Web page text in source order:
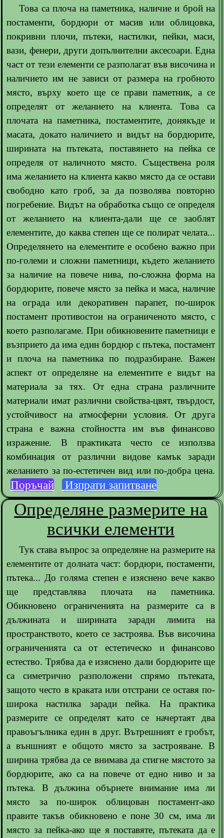
Това са плоча на паметника, наличие и брой на
постаменти, бордюри от масив или облицовка,
покривни плочи, пътеки, настилки, пейки, маси,
вази, фенери, други допълнителни аксесоари. Една
част от тези елементи се разполагат във височина и
наличието им не зависи от размера на гробното
място, върху което ще се прави паметник, а се
определят от желанието на клиента. Това са
плочата на паметника, постаментите, донякъде и
масата, докато наличието и видът на бордюрите,
ширината на пътеката, поставянето на пейка се
определя от наличното място. Съществена роля
има желанието на клиента какво място да се остави
свободно като гроб, за да позволява повторно
погребение. Видът на обработка също се определя
от желанието на клиента-дали ще се заоблят
елементите, до каква степен ще се полират челата...
Определянето на елементите е особено важно при
по-големи и сложни паметници, където желанието
за наличие на повече нива, по-сложна форма на
бордюрите, повече място за пейка и маса, наличие
на ограда или декоративен парапет, по-широк
постамент противостои на ограниченото място, с
което разполагаме. При обикновените паметници е
възприето да има един бордюр с пътека, постамент
и плоча на паметника по подразбиране. Важен
аспект от определяне на елементите е видът на
материала за тях. От една страна различните
материали имат различни свойства-цвят, твърдост,
устойчивост на атмосферни условия. От друга
страна е важна стойността им във финансово
изражение. В практиката често се използва
комбинация от различни видове камък заради
желанието за по-естетичен вид или по-добра цена.
Поръчай Изпрати запитване
Определяне размерите на
всички елементи
Тук става въпрос за определяне на размерите на
елементите от долната част: бордюри, постаменти,
пътека... До голяма степен е изяснено вече какво
ще представлява плочата на паметника.
Обикновено ограниченията на размерите са в
дължината и ширината заради лимита на
пространството, което се застроява. Във височина
ограниченията са от естетическо и финансово
естество. Трябва да е изяснено дали бордюрите ще
са симетрично разположени спрямо пътеката,
защото често в краката или отстрани се оставя по-
широка настилка заради пейка. На практика
размерите се определят като се начертаят два
правоъгълника един в друг. Вътрешният е гробът,
а външният е общото място за застрояване. В
ширина трябва да се внимава да стигне мястото за
бордюрите, ако са на повече от едно ниво и за
пътека. В дължина обърнете внимание има ли
място за по-широк облицован постамент-ако
правите такъв обикновено е поне 30 см, има ли
място за пейка-ако ще я поставяте, пътеката да е